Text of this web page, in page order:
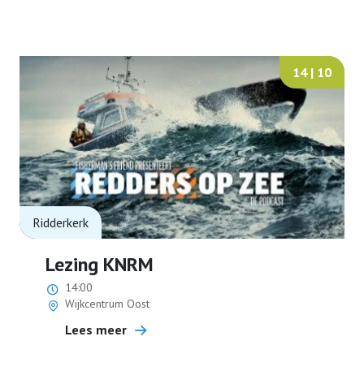
14 | 10
Ridderkerk
Lezing KNRM
14:00
Wijkcentrum Oost
Lees meer